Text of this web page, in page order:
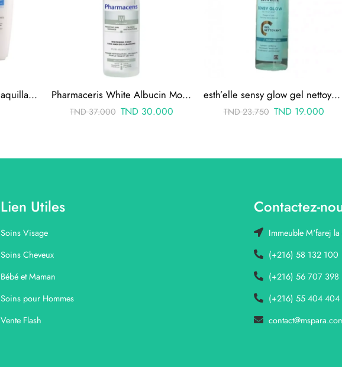
Eye Care Emulsion Démaquillante Yeux 125ml Pharmaceris White Albucin Mousse Nettoyante 150ml
TND37.000 TND 30.000
esth’elle sensy glow gel nettoyant visage et cou 250ml
TND23.750 TND19.000
Lien Utiles
Soins Visage
Soins Cheveux
Bébé et Maman
Soins pour Hommes
Vente Flash
Contactez-
Immeuble M'farej
(+216) 58 132 100
(+216) 56 707 398
(+216) 55 404 404